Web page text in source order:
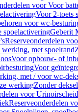
voor Voor
Voor 2-toets
voor wc-
spoelactiveringGeberit
Reserveonderdelen
met spoelrand
Voor opbouw- of
Voor
met / voor wc-
werkingZonder deksel
voor
Reserveonderdelen